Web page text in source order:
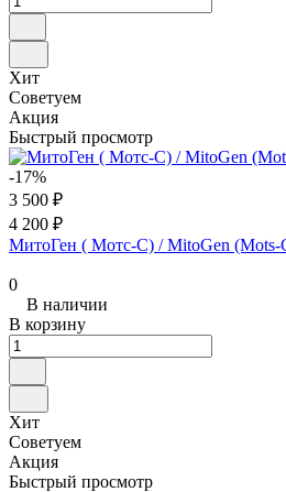
Хит
Советуем
Акция
Быстрый просмотр
-17%
3 500 ₽
4 200 ₽
МитоГен ( Мотс-С) / MitoGen (Mots-
0
В наличии
В корзину
Хит
Советуем
Акция
Быстрый просмотр